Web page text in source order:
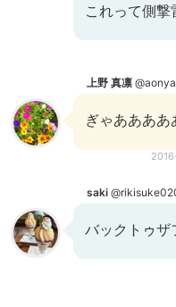
これって側撃
上野 真凛
ぎゃああああ
saki
バックトゥザ